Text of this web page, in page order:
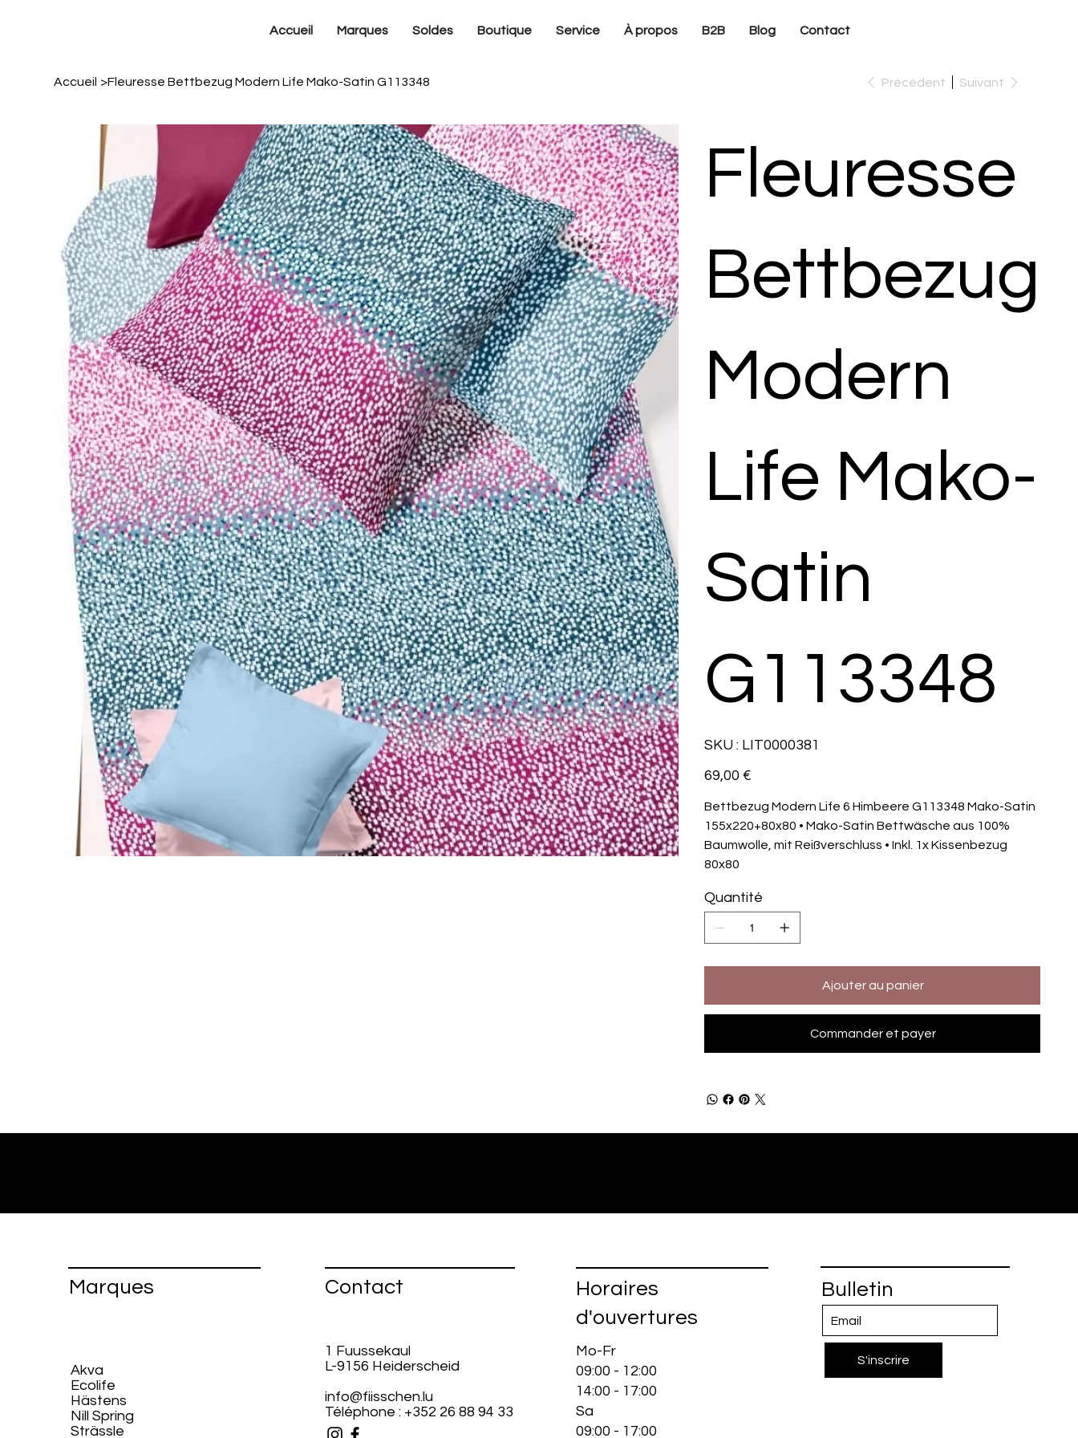
Accueil Marques Soldes Boutique Service À propos B2B Blog Contact
Accueil >Fleuresse Bettbezug Modern Life Mako-Satin G113348 Précédent Suivant
Fleuresse
Bettbezug
Modern
Life Mako-
Satin
G113348
SKU : SKU
LIT0000381
LIT0000381
Prix
69,00 €
Bettbezug Modern Life 6 Himbeere G113348 Mako-Satin
155x220+80x80 • Mako-Satin Bettwäsche aus 100%
Baumwolle, mit Reißverschluss • Inkl. 1x Kissenbezug
80x80
Quantité
Ajouter au panier
Commander et payer
Marques
Akva
Ecolife​
Hästens
Nill Spring
Strässle
Contact
1 Fuussekaul
L-9156 Heiderscheid
info@fiisschen.lu
Téléphone : +352 26 88 94 33
Horaires
d'ouvertures
Mo-Fr
09:00 - 12:00
14:00 - 17:00
Sa
09:00 - 17:00
Bulletin
S'inscrire